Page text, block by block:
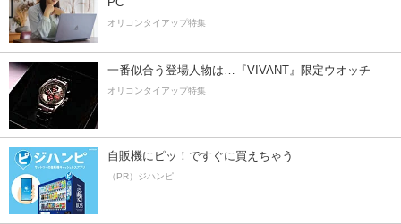
オリコンタイアップ特集
一番似合う登場人物は…『VIVANT』限定ウオッチ
オリコンタイアップ特集
自販機にピッ！ですぐに買えちゃう
（PR）ジハンピ